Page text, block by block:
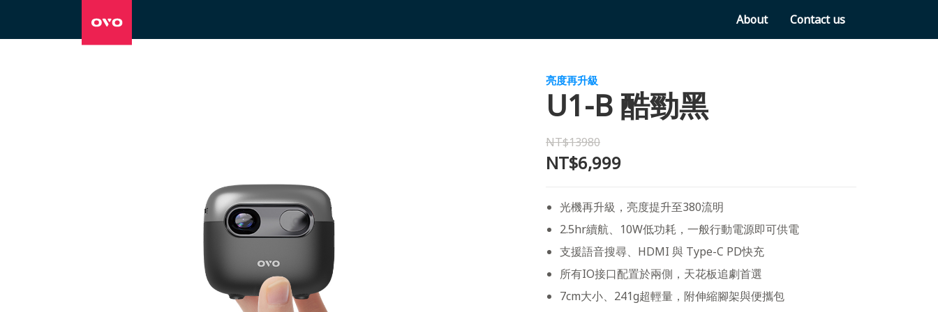
About Contact us
亮度再升級
U1-B 酷勁黑
NT$13980
NT$6,999
光機再升級，亮度提升至380流明
2.5hr續航、10W低功耗，一般行動電源即可供電
支援語音搜尋、HDMI 與 Type-C PD快充
所有IO接口配置於兩側，天花板追劇首選
7cm大小、241g超輕量，附伸縮腳架與便攜包